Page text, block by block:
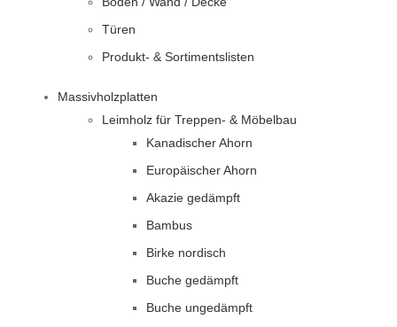
Türen
Produkt- & Sortimentslisten
Massivholzplatten
Leimholz für Treppen- & Möbelbau
Kanadischer Ahorn
Europäischer Ahorn
Akazie gedämpft
Bambus
Birke nordisch
Buche gedämpft
Buche ungedämpft